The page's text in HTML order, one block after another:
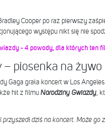
Cooper po raz pierwszy
występu nikt się nie
- 4 powody, dla których ten
– piosenka na żywo
Gaga grała koncert w Los
hit z filmu Narodziny Gwiazdy,
przyszedł dziś na koncert. Może